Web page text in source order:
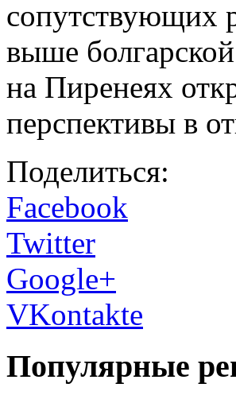
сопутствующих
выше
на Пиренеях
перспективы в
Поделиться:
Facebook
Twitter
Google+
VKontakte
Популярные